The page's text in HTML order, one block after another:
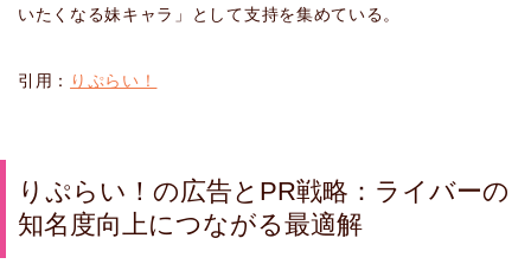
いたくなる妹キャラ」として支持を集めている。
引用： りぷらい！
りぷらい！の広告とPR戦略：ライバーの
知名度向上につながる最適解